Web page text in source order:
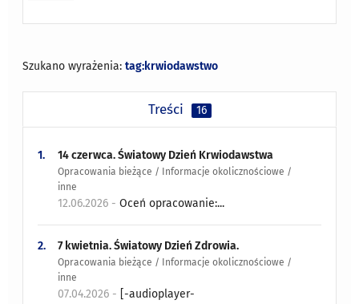
Szukano wyrażenia:tag:krwiodawstwo
Treści 16
1. 14 czerwca. Światowy Dzień Krwiodawstwa
Opracowania bieżące / Informacje okolicznościowe /
inne
12.06.2026 -Oceń opracowanie:...
2. 7 kwietnia. Światowy Dzień Zdrowia.
Opracowania bieżące / Informacje okolicznościowe /
inne
07.04.2026 - [-audioplayer-